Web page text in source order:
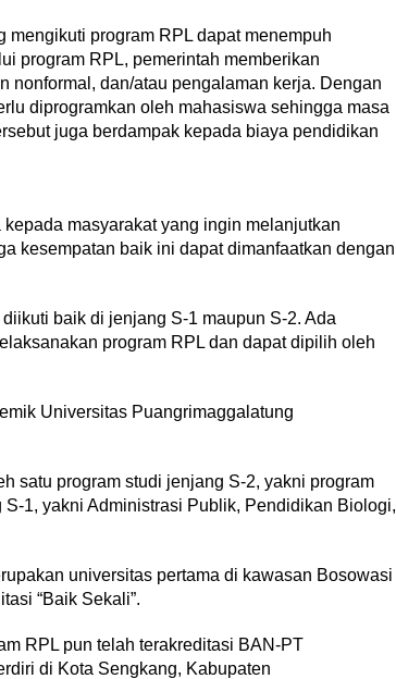
program RPL dapat menempuh
program RPL, pemerintah memberikan
nonformal, dan/atau pengalaman kerja. Dengan
diprogramkan oleh mahasiswa sehingga masa
juga berdampak kepada biaya pendidikan
masyarakat yang ingin melanjutkan
kesempatan baik ini dapat dimanfaatkan dengan
baik di jenjang S-1 maupun S-2. Ada
program RPL dan dapat dipilih oleh
Universitas Puangrimaggalatung
satu program studi jenjang S-2, yakni program
1, yakni Administrasi Publik, Pendidikan Biologi,
universitas pertama di kawasan Bosowasi
“Baik Sekali”.
RPL pun telah terakreditasi BAN-PT
di Kota Sengkang, Kabupaten